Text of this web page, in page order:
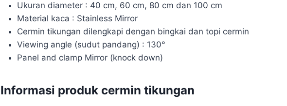
Ukuran diameter : 40 cm, 60 cm, 80 cm dan 100 cm
Material kaca : Stainless Mirror
Cermin tikungan dilengkapi dengan bingkai dan topi cermin
Viewing angle (sudut pandang) : 130°
Panel and clamp Mirror (knock down)
Informasi produk cermin tikungan